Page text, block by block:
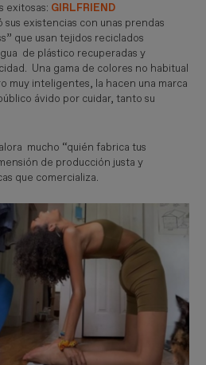
exitosas: GIRLFRIEND
sus existencias con unas prendas
que usan tejidos reciclados
de plástico recuperadas y
Una gama de colores no habitual
muy inteligentes, la hacen una marca
ávido por cuidar, tanto su
mucho “quién fabrica tus
de producción justa y
que comercializa.